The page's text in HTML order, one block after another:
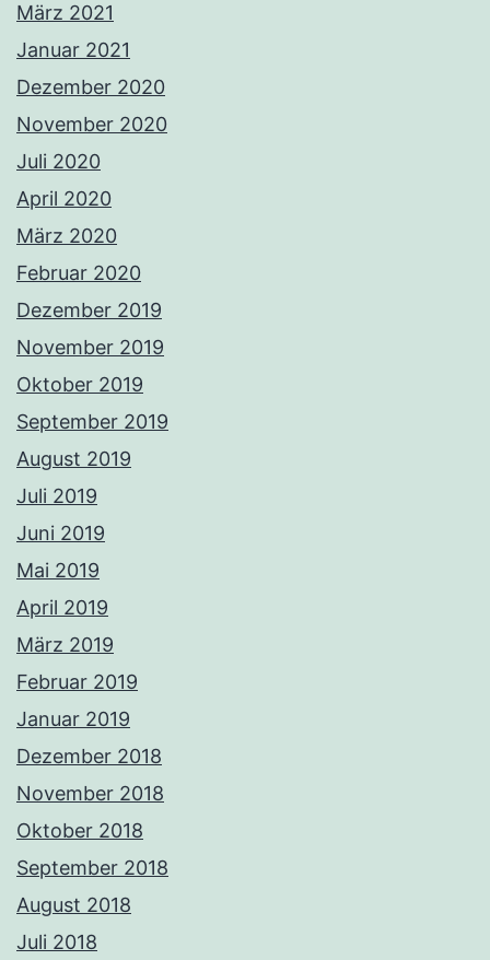
März 2021
Januar 2021
Dezember 2020
November 2020
Juli 2020
April 2020
März 2020
Februar 2020
Dezember 2019
November 2019
Oktober 2019
September 2019
August 2019
Juli 2019
Juni 2019
Mai 2019
April 2019
März 2019
Februar 2019
Januar 2019
Dezember 2018
November 2018
Oktober 2018
September 2018
August 2018
Juli 2018